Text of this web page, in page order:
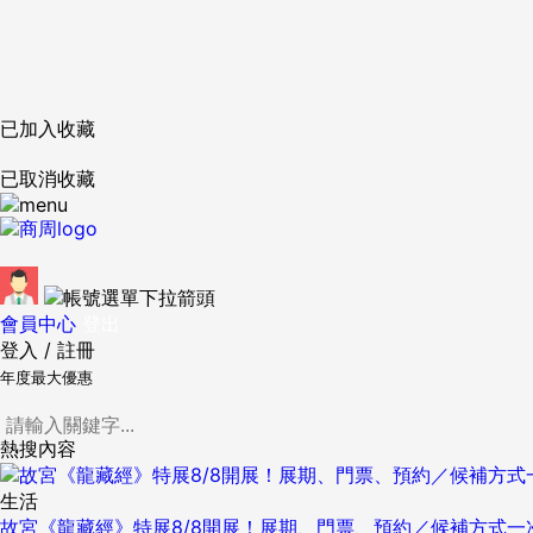
已加入收藏
已取消收藏
會員中心
登入 / 註冊
年度最大優惠
熱搜內容
生活
故宮《龍藏經》特展8/8開展！展期、門票、預約／候補方式一